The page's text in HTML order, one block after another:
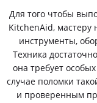
Для того чтобы
KitchenAid, мастеру
инструменты,
Техника
она требует
случае поломки
и проверенным